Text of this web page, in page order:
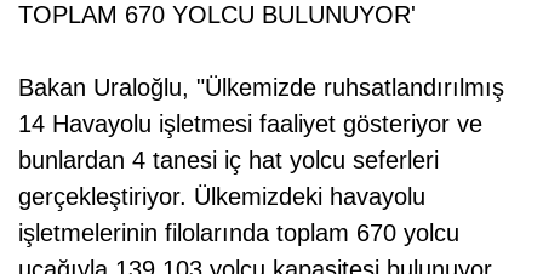
TOPLAM 670 YOLCU BULUNUYOR'
Bakan Uraloğlu, "Ülkemizde ruhsatlandırılmış
14 Havayolu işletmesi faaliyet gösteriyor ve
bunlardan 4 tanesi iç hat yolcu seferleri
gerçekleştiriyor. Ülkemizdeki havayolu
işletmelerinin filolarında toplam 670 yolcu